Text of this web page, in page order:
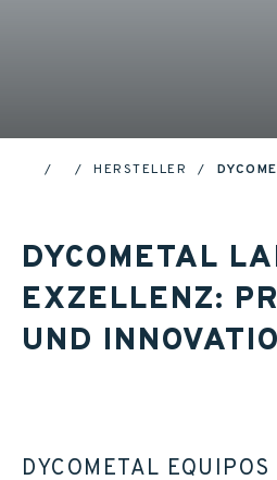
HOME HERSTELLER
DYCOMETAL
EXZELLENZ:
UND
DYCOMETAL